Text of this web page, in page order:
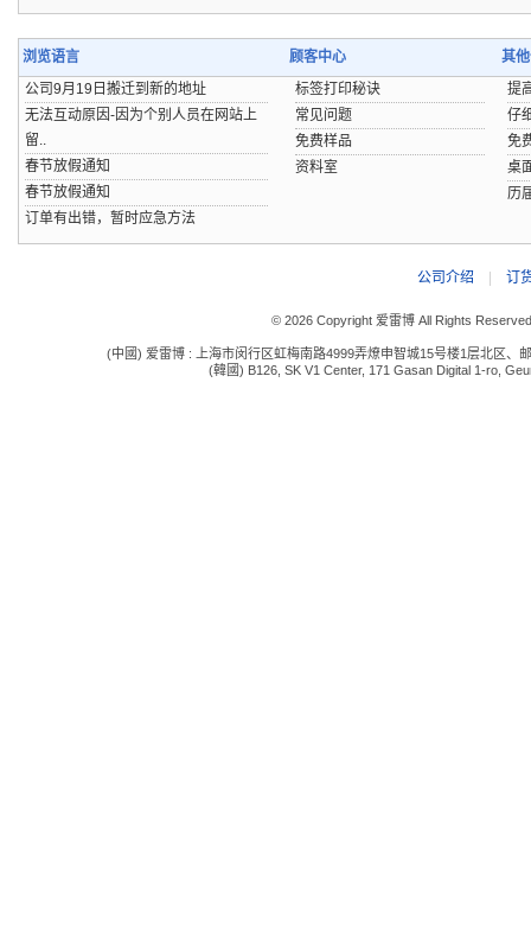
浏览语言
公司9月19日搬迁到新的地址
无法互动原因-因为个别人员在网站上
留..
春节放假通知
春节放假通知
订单有出错，暂时应急方法
顾客中心
标签打印秘诀
常见问题
免费样品
资料室
其
提
仔
免
桌
历
公司介绍 订
© 2026 Copyright 爱雷博 All Rights
(中國) 爱雷博 : 上海市闵行区虹梅南路4999弄燎申智城15号楼1层北区、
(韓國) B126, SK V1 Center, 171 Gasan Digital 1-ro,